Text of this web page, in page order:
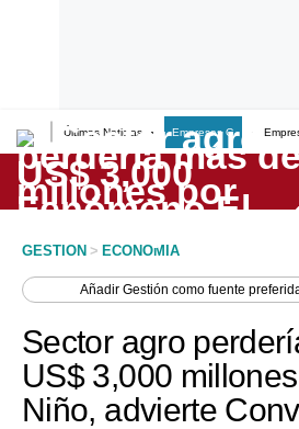
Últimas Noticias Empresas G
Lo último
Peru Quiosco
Economía
Mercados
GESTION > ECONOMIA
AñadirGestión como fuente
Sector agro
US$ 3,000
Niño, advierte